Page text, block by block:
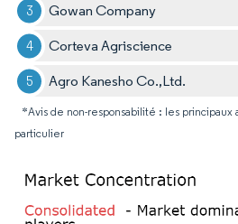
Gowan Company
Corteva Agriscience
Agro Kanesho Co.,Ltd.
*Avis de non-responsabilité : les principaux
particulier